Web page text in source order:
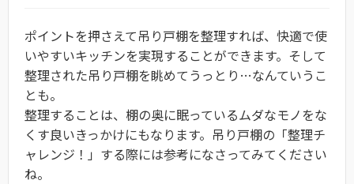
ポイントを押さえて吊り戸棚を整理すれば、快適で使
いやすいキッチンを実現することができます。そして
整理された吊り戸棚を眺めてうっとり…なんていうこ
とも。
整理することは、棚の奥に眠っているムダなモノをな
くす良いきっかけにもなります。吊り戸棚の「整理チ
ャレンジ！」する際には参考になさってみてください
ね。